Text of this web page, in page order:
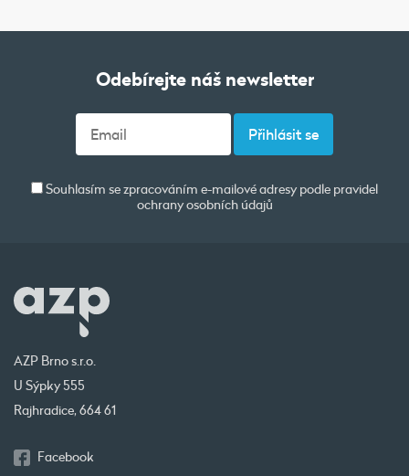
Odebírejte náš newsletter
Souhlasím se zpracováním e-mailové adresy podle pravidel
ochrany osobních údajů
AZP Brno s.r.o.
U Sýpky 555
Rajhradice, 664 61
Facebook